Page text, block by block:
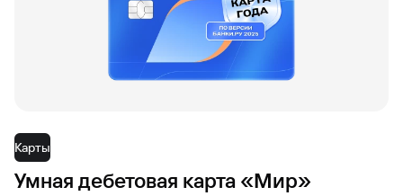
Карты
Умная дебетовая карта «Мир»